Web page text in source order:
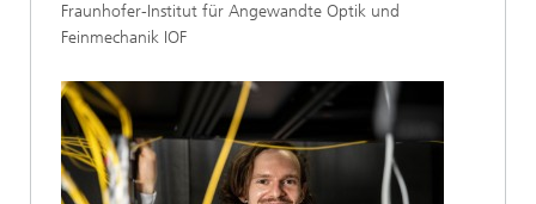
Fraunhofer-Institut für Angewandte Optik und
Feinmechanik IOF